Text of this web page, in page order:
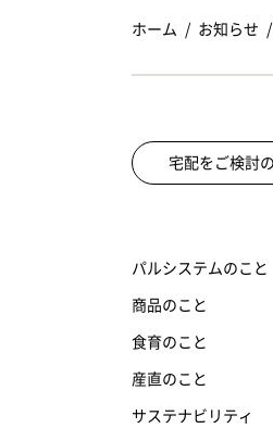
ホーム お知らせ
宅配をご検討
パルシステムのこと
商品のこと
食育のこと
産直のこと
サステナビリティ